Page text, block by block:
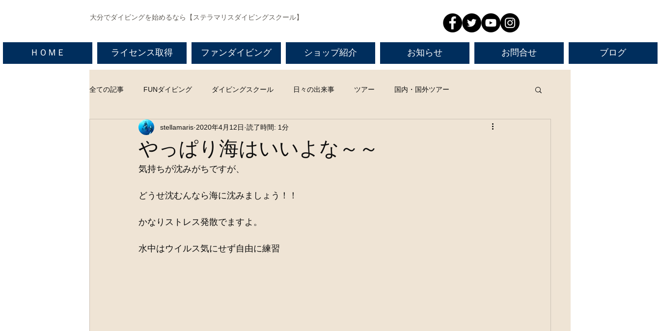
​大分でダイビングを始めるなら【ステラマリスダイビングスクール】
ＨＯＭＥ ライセンス取得 ファンダイビング ショップ紹介 お知らせ お問合せ ブログ
全ての記事 FUNダイビング ダイビングスクール 日々の出来事 ツアー 国内・国外ツアー
やっぱり海はいいよな～～
stellamaris 2020年4月12日 読了時間: 1分
気持ちが沈みがちですが、
どうせ沈むんなら海に沈みましょう！！
かなりストレス発散でますよ。
水中はウイルス気にせず自由に練習